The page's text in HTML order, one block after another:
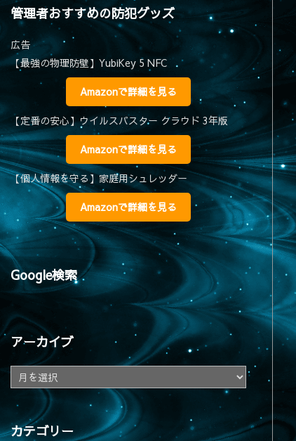
管理者おすすめの防犯グッズ
広告
【最強の物理防壁】YubiKey 5 NFC
Amazonで詳細を見る
【定番の安心】ウイルスバスター クラウド 3年版
Amazonで詳細を見る
【個人情報を守る】家庭用シュレッダー
Amazonで詳細を見る
Google検索
アーカイブ
ー
カ
イ
ブ
カテゴリー